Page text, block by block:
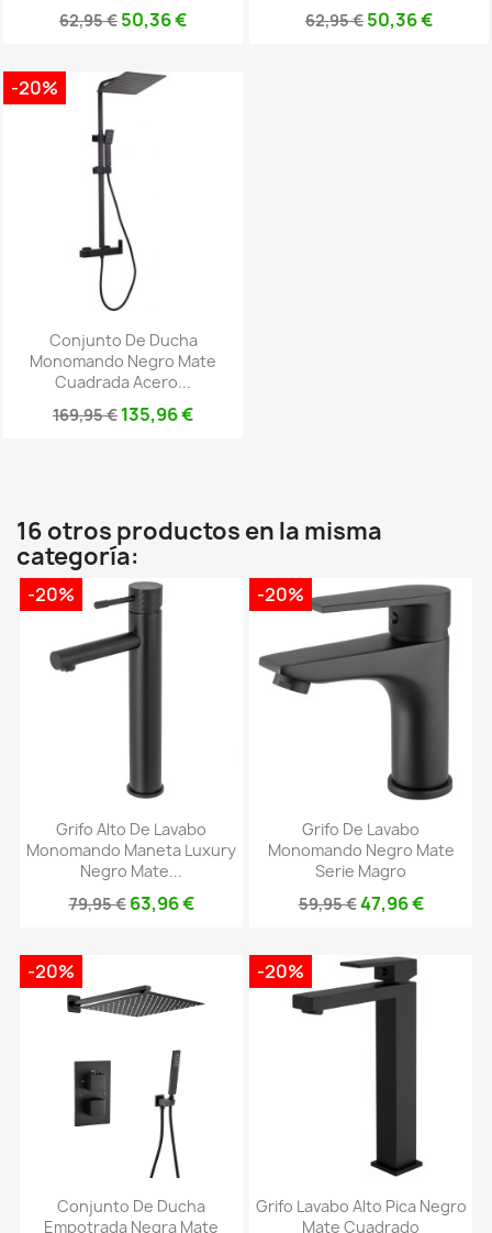
62,95 € 50,36 €
62,95 € 50,36 €
Conjunto De Ducha
Monomando Negro Mate
Cuadrada Acero...
169,95 € 135,96 €
-20%
16 otros productos en la misma
categoría:
Grifo Alto De Lavabo
Monomando Maneta Luxury
Negro Mate...
79,95 € 63,96 €
-20%
Grifo De Lavabo
Monomando Negro Mate
Serie Magro
59,95 €47,96 €
-20%
Conjunto De Ducha
Empotrada Negra Mate
-20%
Grifo Lavabo Alto Pica Negro
Mate Cuadrado
-20%